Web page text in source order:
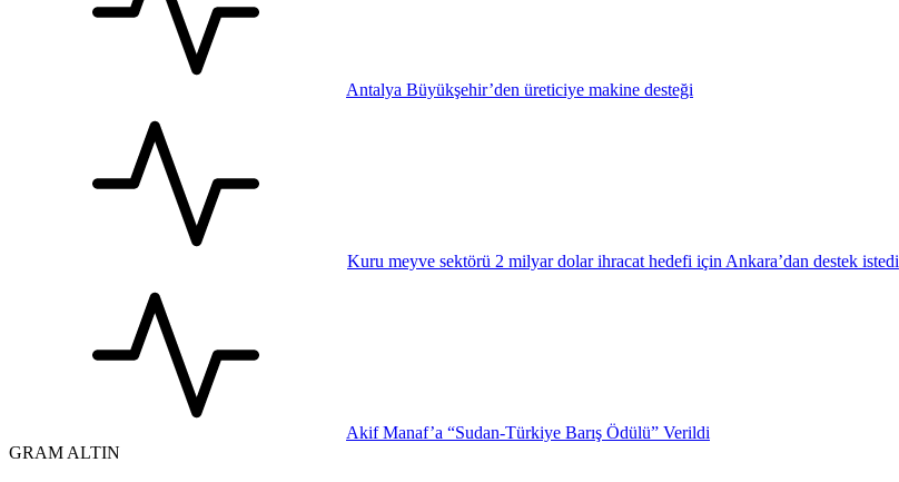
Antalya Büyükşehir’den üreticiye makine desteği
Kuru meyve sektörü 2 milyar dolar ihracat hedefi için Ankara’dan destek istedi
Akif Manaf’a “Sudan-Türkiye Barış Ödülü” Verildi
GRAM ALTIN